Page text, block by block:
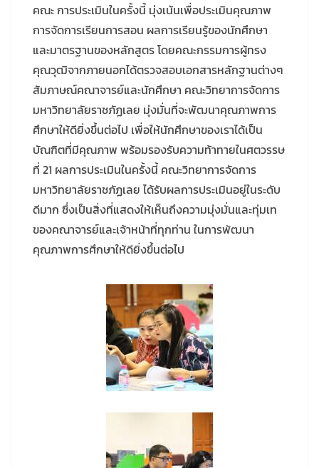
คณะ การประเมินในครั้งนี้ มุ่งเน้นเพื่อประเมินคุณภาพ
การจัดการเรียนการสอน ผลการเรียนรู้ของนักศึกษา
และมาตรฐานของหลักสูตร โดยคณะกรรมการผู้ทรง
คุณวุฒิจากภายนอกได้ตรวจสอบเอกสารหลักฐานต่างๆ
สัมภาษณ์คณาจารย์และนักศึกษา คณะวิทยาการจัดการ
มหาวิทยาลัยราชภัฏเลย มุ่งมั่นที่จะพัฒนาคุณภาพการ
ศึกษาให้ดียิ่งขึ้นต่อไป เพื่อให้นักศึกษาของเราได้เป็น
บัณฑิตที่มีคุณภาพ พร้อมรองรับความท้าทายในศตวรรษ
ที่ 21 ผลการประเมินในครั้งนี้ คณะวิทยาการจัดการ
มหาวิทยาลัยราชภัฏเลย ได้รับผลการประเมินอยู่ในระดับ
ดีมาก ซึ่งเป็นสิ่งที่แสดงให้เห็นถึงความมุ่งมั่นและทุ่มเท
ของคณาจารย์และเจ้าหน้าที่ทุกท่าน ในการพัฒนา
คุณภาพการศึกษาให้ดียิ่งขึ้นต่อไป